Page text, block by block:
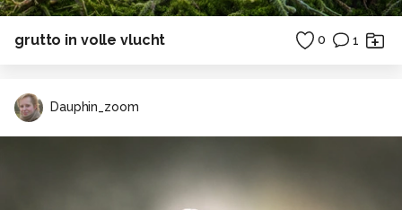
grutto in volle vlucht 0 1
Dauphin_zoom